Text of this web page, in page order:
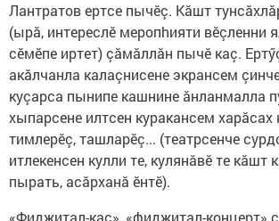
Лантратов ертсе пычӗç. Кăшт
(ырă, интереслӗ меропhияти вӗçленни
сӗмӗпе иртет) çăмăллăн пычӗ каç.
акăлчанла калаçнисене экрансем
куçарса пынипе кашнине ăнланмалла
хыпарсене илтсен куракансем харăсах
тимлерӗç, ташларӗç... (театрсенче
итлекенсен кулли те, кулянăвӗ те кăшт
пырать, асăрханă ӗнтӗ).
«Фиджитал-каç», «фиджитал-концерт»